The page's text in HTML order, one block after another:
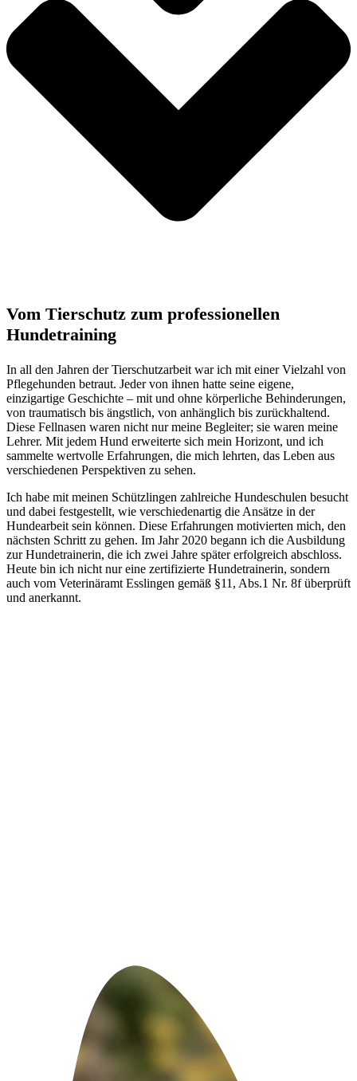
Vom Tierschutz zum professionellen
Hundetraining
In all den Jahren der Tierschutzarbeit war ich mit einer Vielzahl von
Pflegehunden betraut. Jeder von ihnen hatte seine eigene,
einzigartige Geschichte – mit und ohne körperliche Behinderungen,
von traumatisch bis ängstlich, von anhänglich bis zurückhaltend.
Diese Fellnasen waren nicht nur meine Begleiter; sie waren meine
Lehrer. Mit jedem Hund erweiterte sich mein Horizont, und ich
sammelte wertvolle Erfahrungen, die mich lehrten, das Leben aus
verschiedenen Perspektiven zu sehen.
Ich habe mit meinen Schützlingen zahlreiche Hundeschulen besucht
und dabei festgestellt, wie verschiedenartig die Ansätze in der
Hundearbeit sein können. Diese Erfahrungen motivierten mich, den
nächsten Schritt zu gehen. Im Jahr 2020 begann ich die Ausbildung
zur Hundetrainerin, die ich zwei Jahre später erfolgreich abschloss.
Heute bin ich nicht nur eine zertifizierte Hundetrainerin, sondern
auch vom Veterinäramt Esslingen gemäß §11, Abs.1 Nr. 8f überprüft
und anerkannt.